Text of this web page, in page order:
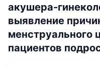
акушера-
выявление
менструального
пациентов